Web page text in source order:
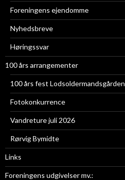
Foreningens ejendomme
Nyhedsbreve
Høringssvar
100 års arrangementer
100 års fest Lodsoldermandsgården
Fotokonkurrence
Vandreture juli 2026
Rørvig Bymidte
Links
Foreningens udgivelser mv.: